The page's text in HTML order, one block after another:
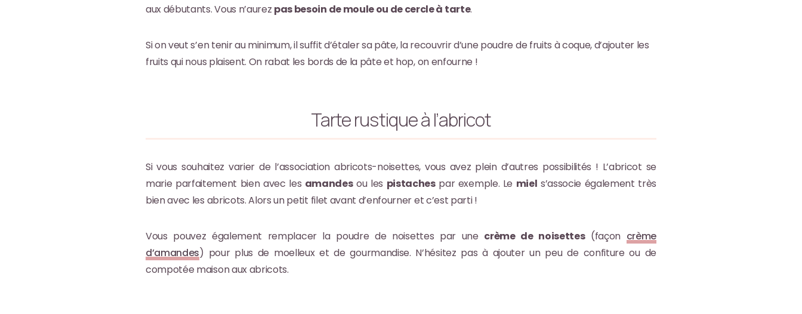
aux débutants. Vous n’aurez pas besoin de moule ou de cercle à tarte.
Si on veut s’en tenir au minimum, il suffit d’étaler sa pâte, la recouvrir d’une poudre de fruits à coque, d’ajouter les
fruits qui nous plaisent. On rabat les bords de la pâte et hop, on enfourne !
Tarte rustique à l’abricot
Si vous souhaitez varier de l’association abricots-noisettes, vous avez plein d’autres possibilités ! L’abricot se
marie parfaitement bien avec les amandesou les pistachespar exemple. Le miel s’associe également très
bien avec les abricots. Alors un petit filet avant d’enfourner et c’est parti !
Vous pouvez également remplacer la poudre de noisettes par une crème de noisettes(façon crème
d’amandes) pour plus de moelleux et de gourmandise. N’hésitez pas à ajouter un peu de confiture ou de
compotée maison aux abricots.